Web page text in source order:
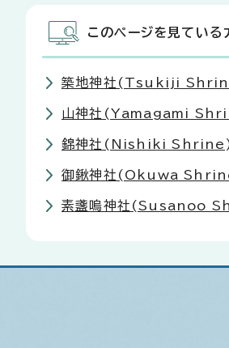
このページを見ている
築地神社(Tsukiji
山神社(Yamagami
錦神社(Nishiki
御鍬神社(Okuwa
素盞嗚神社(Susanoo